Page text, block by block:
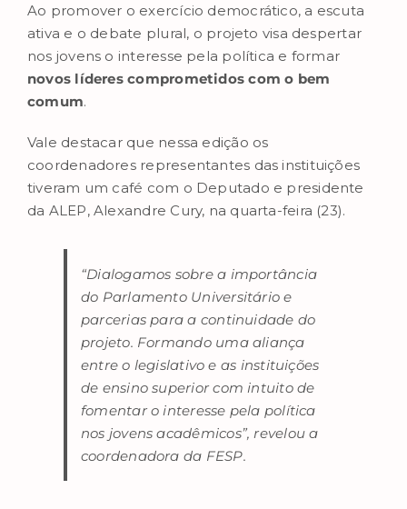
Ao promover o exercício democrático, a escuta
ativa e o debate plural, o projeto visa despertar
nos jovens o interesse pela política e formar
novos líderes comprometidos com o bem
comum.
Vale destacar que nessa edição os
coordenadores representantes das instituições
tiveram um café com o Deputado e presidente
da ALEP, Alexandre Cury, na quarta-feira (23).
“Dialogamos sobre a importância
do Parlamento Universitário e
parcerias para a continuidade do
projeto. Formando uma aliança
entre o legislativo e as instituições
de ensino superior com intuito de
fomentar o interesse pela política
nos jovens acadêmicos”, revelou a
coordenadora da FESP.